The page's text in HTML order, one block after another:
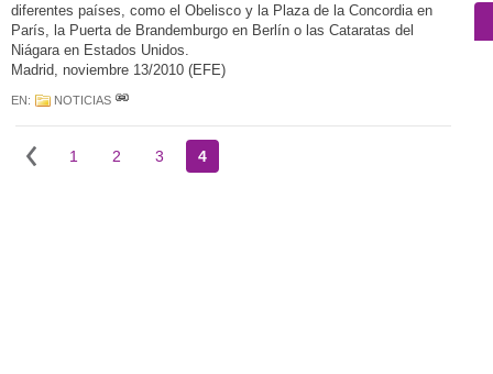
diferentes países, como el Obelisco y la Plaza de la Concordia en
París, la Puerta de Brandemburgo en Berlín o las Cataratas del
Niágara en Estados Unidos.
Madrid, noviembre 13/2010 (EFE)
EN: NOTICIAS
1 2 3 4